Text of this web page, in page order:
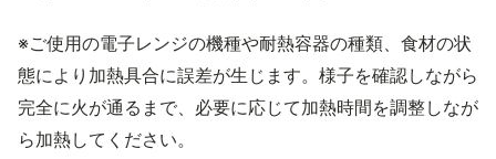
※ご使用の電子レンジの機種や耐熱容器の種類、食材の状
態により加熱具合に誤差が生じます。様子を確認しながら
完全に火が通るまで、必要に応じて加熱時間を調整しなが
ら加熱してください。